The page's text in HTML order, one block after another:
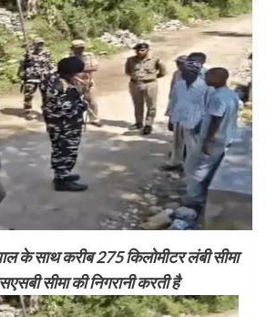
के साथ करीब 275 किलोमीटर लंबी सीमा
सीमा की निगरानी करती है